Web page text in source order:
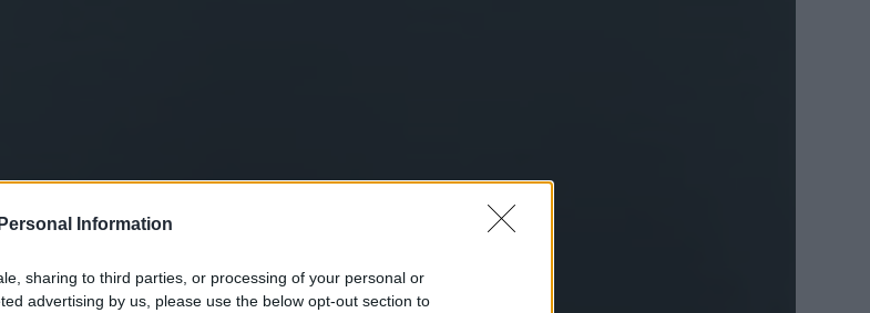
Information
sharing to third parties, or processing of your personal or
advertising by us, please use the below opt-out section to